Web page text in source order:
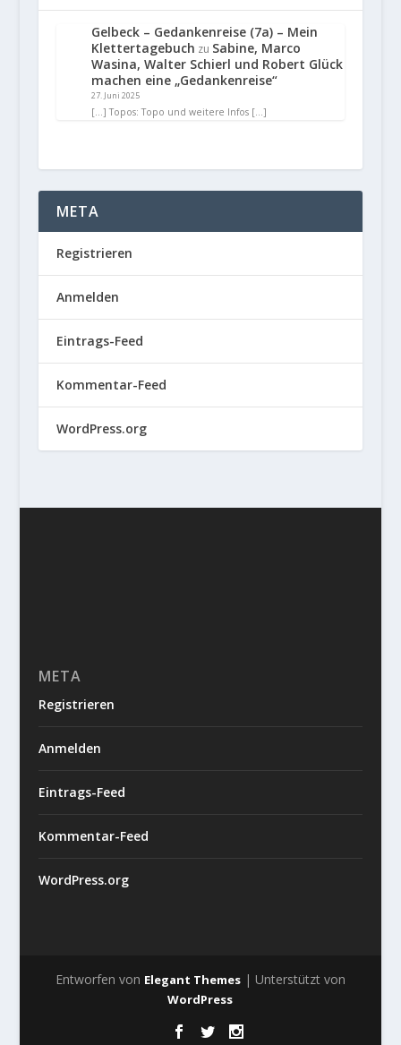
Gelbeck – Gedankenreise (7a) – Mein
Klettertagebuch zu Sabine, Marco
Wasina, Walter Schierl und Robert Glück
machen eine „Gedankenreise“
27. Juni 2025
[…] Topos: Topo und weitere Infos […]
META
Registrieren
Anmelden
Eintrags-Feed
Kommentar-Feed
WordPress.org
META
Registrieren
Anmelden
Eintrags-Feed
Kommentar-Feed
WordPress.org
Entworfen von Elegant Themes| Unterstützt von
WordPress